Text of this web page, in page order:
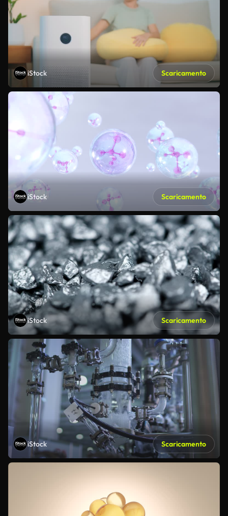
iStock Scaricamento
iStock Scaricamento
iStock Scaricamento
iStock Scaricamento